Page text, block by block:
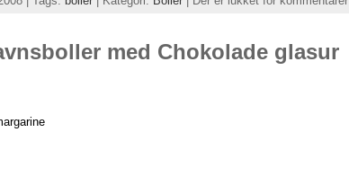
med Chokolade glasur